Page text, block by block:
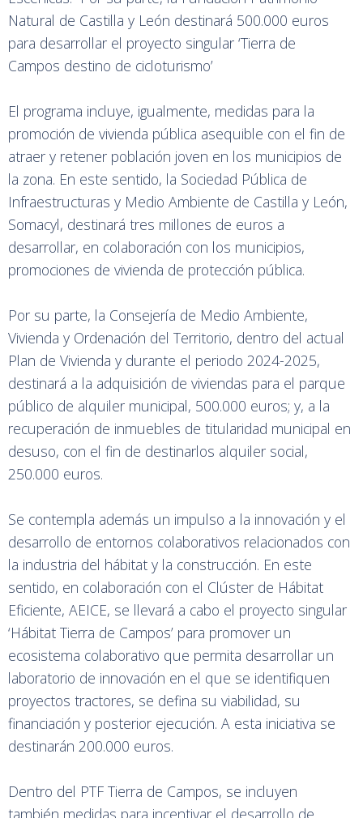
Natural de Castilla y León destinará 500.000 euros
para desarrollar el proyecto singular ‘Tierra de
Campos destino de cicloturismo’
El programa incluye, igualmente, medidas para la
promoción de vivienda pública asequible con el fin de
atraer y retener población joven en los municipios de
la zona. En este sentido, la Sociedad Pública de
Infraestructuras y Medio Ambiente de Castilla y León,
Somacyl, destinará tres millones de euros a
desarrollar, en colaboración con los municipios,
promociones de vivienda de protección pública.
Por su parte, la Consejería de Medio Ambiente,
Vivienda y Ordenación del Territorio, dentro del actual
Plan de Vivienda y durante el periodo 2024-2025,
destinará a la adquisición de viviendas para el parque
público de alquiler municipal, 500.000 euros; y, a la
recuperación de inmuebles de titularidad municipal en
desuso, con el fin de destinarlos alquiler social,
250.000 euros.
Se contempla además un impulso a la innovación y el
desarrollo de entornos colaborativos relacionados con
la industria del hábitat y la construcción. En este
sentido, en colaboración con el Clúster de Hábitat
Eficiente, AEICE, se llevará a cabo el proyecto singular
‘Hábitat Tierra de Campos’ para promover un
ecosistema colaborativo que permita desarrollar un
laboratorio de innovación en el que se identifiquen
proyectos tractores, se defina su viabilidad, su
financiación y posterior ejecución. A esta iniciativa se
destinarán 200.000 euros.
Dentro del PTF Tierra de Campos, se incluyen
también medidas para incentivar el desarrollo de